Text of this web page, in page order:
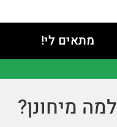
מתאים לי!
למה מיחונן?